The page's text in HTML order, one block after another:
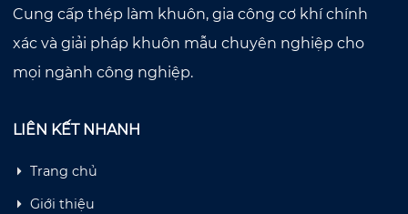
Cung cấp thép làm khuôn, gia công cơ khí chính
xác và giải pháp khuôn mẫu chuyên nghiệp cho
mọi ngành công nghiệp.
LIÊN KẾT NHANH
Trang chủ
Giới thiệu